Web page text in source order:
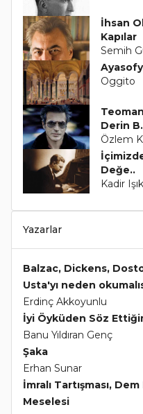
İhsan
Kapılar
Semih
Oggito
Derin
Özlem
Değe..
Kadir Işık
Yazarlar
Balzac, Dickens,
Usta'yı neden
Erdinç Akkoyunlu
İyi Öyküden Söz
Banu Yıldıran Genç
Şaka
Erhan Sunar
İmralı Tartışması,
Meselesi